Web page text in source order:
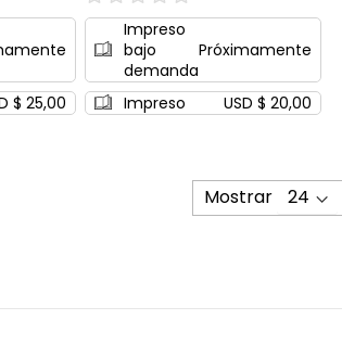
$ 25,00
0%
Impreso
bajo
demanda
Próximamente
Impreso USD $ 20,00
Mostrar